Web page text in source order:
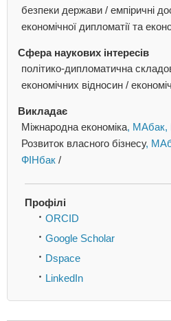
безпеки держави / емпіричні
економічної дипломатії та
Сфера наукових інтересів
політико-дипломатична
економічних відносин /
Викладає
Міжнародна економіка, МАбак,
Розвиток власного бізнесу,
ФІНбак /
Профілі
ORCID
Google Scholar
Dspace
LinkedIn